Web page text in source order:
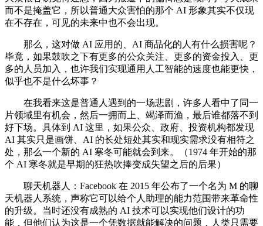
而不是掩盖它，所以普通大众害怕的那个 AI 形象其实不仅现
在不存在，可见的未来中也不会出现。
那么，这对做 AI 应用的、AI 商品化的人有什么损害呢？
毕竟，如果鼓吹之下有更多的公众关注、更多的资金投入、更
多的人员加入，也许我们实现通用人工智能的速度也能更快，
似乎也不是什么坏事？
在我看来这是普通人遇到的一场悲剧，许多人看中了同一
片领域里有机会，然后一拥而上、竭泽而渔，最后谁都落不到
好下场。具体到 AI 这里，如果公众、政府、投资机构都发现
AI 其实只是画饼、AI 的长处短处其实和现实需求没有相符之
处，那么一个新的 AI 寒冬可能就会到来。（1974 年开始的那
个 AI 寒冬就是早期的狂热吹捧变成失望之后的后果）
聊天机器人：Facebook 在 2015 年公布了一个名为 M 的聊
天机器人系统，声称它可以给个人助理的能力范围带来革命性
的升级。当时还没有成熟的 AI 技术可以实现他们设计的功
能，但他们认为这是一个凭数据就能解决的问题，人类只需要